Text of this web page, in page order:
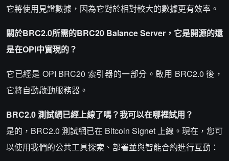
它將使用見證數據，因為它對於相對較大的數據更有效率。
關於BRC2.0所需的BRC20 Balance Server，它是開源的還
是在OPI中實現的？
它已經是 OPI BRC20 索引器的一部分。啟用 BRC2.0 後，
它將自動啟動服務器。
BRC2.0 測試網已經上線了嗎？我可以在哪裡試用？
是的，BRC2.0 測試網已在 Bitcoin Signet 上線。現在，您可
以使用我們的公共工具探索、部署並與智能合約進行互動：